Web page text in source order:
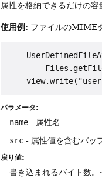
属性を格納できるだけの
使用例: ファイルのMIME
パラメータ:
name - 属性名
src - 属性値を含むバッ
戻り値:
書き込まれるバイト数